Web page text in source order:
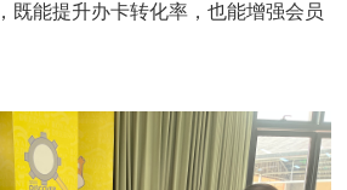
既能提升办卡转化率，也能增强会员